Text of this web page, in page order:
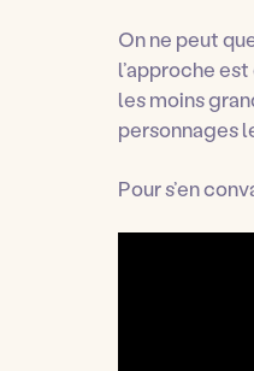
On ne peut
l’approche
les moins
personnages
Pour s’en